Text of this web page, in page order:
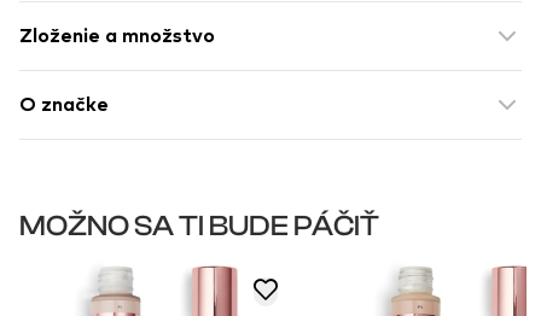
Zloženie a množstvo
O značke
MOŽNO SA TI BUDE PÁČIŤ